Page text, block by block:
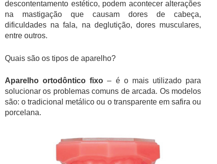
descontentamento estético, podem acontecer alterações
na mastigação que causam dores de cabeça,
dificuldades na fala, na deglutição, dores musculares,
entre outros.
Quais são os tipos de aparelho?
Aparelho ortodôntico fixo – é o mais utilizado para
solucionar os problemas comuns de arcada. Os modelos
são: o tradicional metálico ou o transparente em safira ou
porcelana.